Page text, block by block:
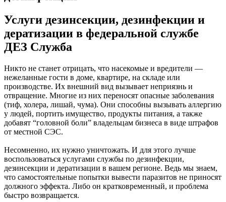
Услуги дезинсекции, дезинфекции и
дератизации в федеральной службе
ДЕЗ Служба
Никто не станет отрицать, что насекомые и вредители —
нежеланные гости в доме, квартире, на складе или
производстве. Их внешний вид вызывает неприязнь и
отвращение. Многие из них переносят опасные заболевания
(тиф, холера, лишай, чума). Они способны вызывать аллергию
у людей, портить имущество, продукты питания, а также
добавят “головной боли” владельцам бизнеса в виде штрафов
от местной СЭС.
Несомненно, их нужно уничтожать. И для этого лучше
воспользоваться услугами службы по дезинфекции,
дезинсекции и дератизации в вашем регионе. Ведь мы знаем,
что самостоятельные попытки вывести паразитов не приносят
должного эффекта. Либо он кратковременный, и проблема
быстро возвращается.